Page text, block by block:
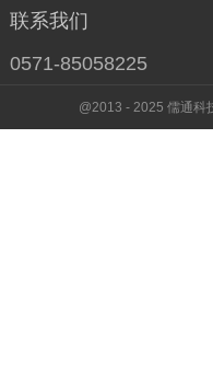
联系我们
0571-85058225
@2013 - 2025 儒通科